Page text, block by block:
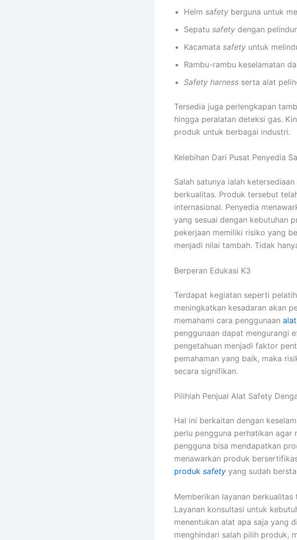
Helm safety berguna untuk
Sepatu safety dengan
Kacamata safety untuk
Rambu-rambu keselamatan
Safety harness serta alat
Tersedia juga perlengkapan
hingga peralatan deteksi gas.
produk untuk berbagai industri.
Kelebihan Dari Pusat Penyedia
Salah satunya ialah
berkualitas. Produk tersebut
internasional. Penyedia
yang sesuai dengan kebutuhan
pekerjaan memiliki risiko yang
menjadi nilai tambah. Tidak
Berperan Edukasi K3
Terdapat kegiatan seperti
meningkatkan kesadaran akan
memahami cara penggunaan alat
penggunaan dapat mengurangi
pengetahuan menjadi faktor
pemahaman yang baik, maka
secara signifikan.
Pilihlah Penjual Alat Safety
Hal ini berkaitan dengan
perlu pengguna perhatikan
pengguna bisa mendapatkan
menawarkan produk
produk safety yang sudah
Memberikan layanan
Layanan konsultasi untuk
menentukan alat apa saja yang
menghindari salah pilih produk,